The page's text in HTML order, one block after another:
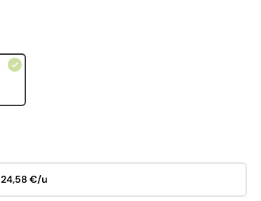
24,58 €/u